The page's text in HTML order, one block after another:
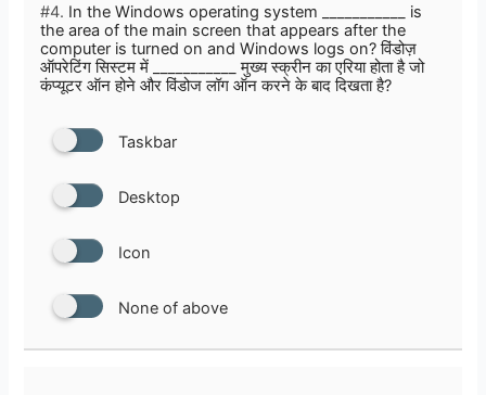
#4. In the Windows operating system ___________ is
the area of the main screen that appears after the
computer is turned on and Windows logs on? विंडोज़
ऑपरेटिंग सिस्टम में ___________ मुख्य स्क्रीन का एरिया होता है जो
कंप्‍यूटर ऑन होने और विंडोज लॉग ऑन करने के बाद दिखता है?
Taskbar
Desktop
Icon
None of above